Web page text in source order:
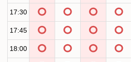
17:30
17:45
18:00